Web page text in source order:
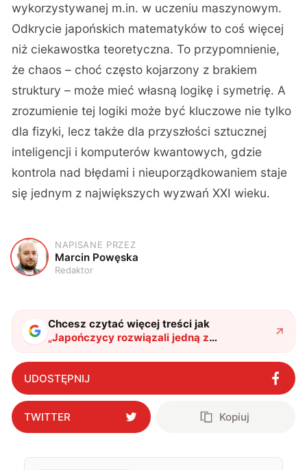
wykorzystywanej m.in. w uczeniu maszynowym.
Odkrycie japońskich matematyków to coś więcej
niż ciekawostka teoretyczna. To przypomnienie,
że chaos – choć często kojarzony z brakiem
struktury – może mieć własną logikę i symetrię. A
zrozumienie tej logiki może być kluczowe nie tylko
dla fizyki, lecz także dla przyszłości sztucznej
inteligencji i komputerów kwantowych, gdzie
kontrola nad błędami i nieuporządkowaniem staje
się jednym z największych wyzwań XXI wieku.
M
NAPISANE PRZEZ
Marcin Powęska
Redaktor
Chcesz czytać więcej treści jak
„Japończycy rozwiązali jedną z
największych zagadek fizyki szkła
spinowego"?
UDOSTĘPNIJ
TWITTER Kopiuj